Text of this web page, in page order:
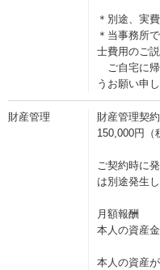
＊別途、実
＊当事務所
士費用のご
ご自宅に帰
うお願い申
財産管理
財産管理契
150,000円（
ご契約時に
は別途発生し
月額報酬
本人の資産
本人の資産